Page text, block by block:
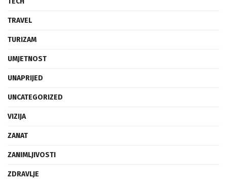
TRAVEL
TURIZAM
UMJETNOST
UNAPRIJED
UNCATEGORIZED
VIZIJA
ZANAT
ZANIMLJIVOSTI
ZDRAVLJE